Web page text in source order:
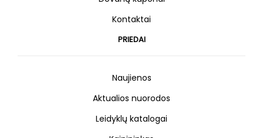
Kontaktai
PRIEDAI
Naujienos
Aktualios nuorodos
Leidyklų katalogai